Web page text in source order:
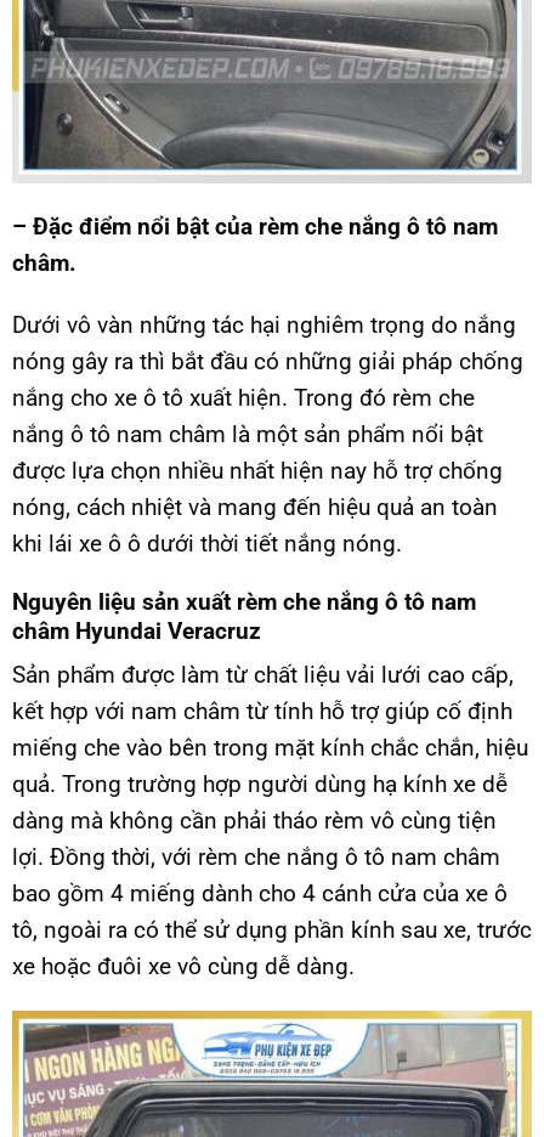
– Đặc điểm nổi bật của rèm che nắng ô tô nam
châm.
Dưới vô vàn những tác hại nghiêm trọng do nắng
nóng gây ra thì bắt đầu có những giải pháp chống
nắng cho xe ô tô xuất hiện. Trong đó rèm che
nắng ô tô nam châm là một sản phẩm nổi bật
được lựa chọn nhiều nhất hiện nay hỗ trợ chống
nóng, cách nhiệt và mang đến hiệu quả an toàn
khi lái xe ô ô dưới thời tiết nắng nóng.
Nguyên liệu sản xuất rèm che nắng ô tô nam
châm Hyundai Veracruz
Sản phẩm được làm từ chất liệu vải lưới cao cấp,
kết hợp với nam châm từ tính hỗ trợ giúp cố định
miếng che vào bên trong mặt kính chắc chắn, hiệu
quả. Trong trường hợp người dùng hạ kính xe dễ
dàng mà không cần phải tháo rèm vô cùng tiện
lợi. Đồng thời, với rèm che nắng ô tô nam châm
bao gồm 4 miếng dành cho 4 cánh cửa của xe ô
tô, ngoài ra có thể sử dụng phần kính sau xe, trước
xe hoặc đuôi xe vô cùng dễ dàng.